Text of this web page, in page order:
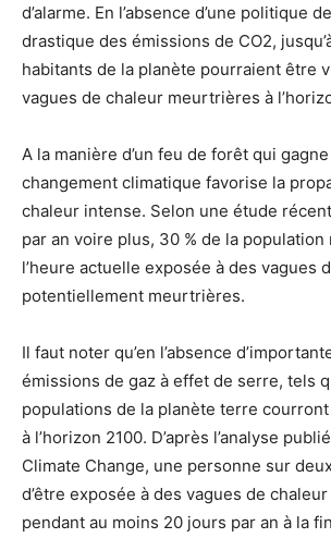
d’alarme. En l’absence d’une politique
drastique des émissions de CO2,
habitants de la planète pourraient être
vagues de chaleur meurtrières à
A la manière d’un feu de forêt qui
changement climatique favorise la
chaleur intense. Selon une étude
par an voire plus, 30 % de la population
l’heure actuelle exposée à des vagues
potentiellement meurtrières.
Il faut noter qu’en l’absence
émissions de gaz à effet de serre, tels
populations de la planète terre
à l’horizon 2100. D’après l’analyse
Climate Change, une personne sur
d’être exposée à des vagues de
pendant au moins 20 jours par an à la